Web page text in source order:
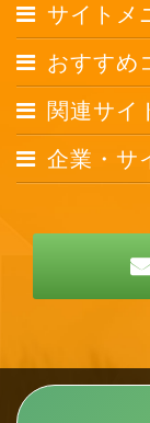
サイトメ
おすすめ
関連サイ
企業・サ